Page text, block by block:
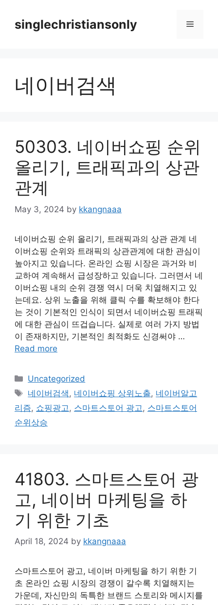
contentsinglechristiansonly Menu
네이버검색
50303. 네이버쇼핑 순위
올리기, 트래픽과의 상관
관계
May 3, 2024 by kkangnaaa
네이버쇼핑 순위 올리기, 트래픽과의 상관 관계 네
이버쇼핑 순위와 트래픽의 상관관계에 대한 관심이
높아지고 있습니다. 온라인 쇼핑 시장은 과거와 비
교하여 계속해서 급성장하고 있습니다. 그러면서 네
이버쇼핑 내의 순위 경쟁 역시 더욱 치열해지고 있
는데요. 상위 노출을 위해 클릭 수를 확보해야 한다
는 것이 기본적인 인식이 되면서 네이버쇼핑 트래픽
에 대한 관심이 뜨겁습니다. 실제로 여러 가지 방법
이 존재하지만, 기본적인 최적화도 신경써야 …
Read more
Categories
Uncategorized
Tags
네이버검색 , 네이버쇼핑 상위노출, 네이버알고
리즘, 쇼핑광고 , 스마트스토어 광고 , 스마트스토어
순위상승
41803. 스마트스토어 광
고, 네이버 마케팅을 하
기 위한 기초
April 18, 2024 by kkangnaaa
스마트스토어 광고, 네이버 마케팅을 하기 위한 기
초 온라인 쇼핑 시장의 경쟁이 갈수록 치열해지는
가운데, 자신만의 독특한 브랜드 스토리와 메시지를